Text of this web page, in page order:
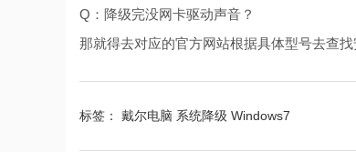
Q：降级完没网卡驱动声音？
那就得去对应的官方网站根据具体型号去查
标签： 戴尔电脑 系统降级 Windows7